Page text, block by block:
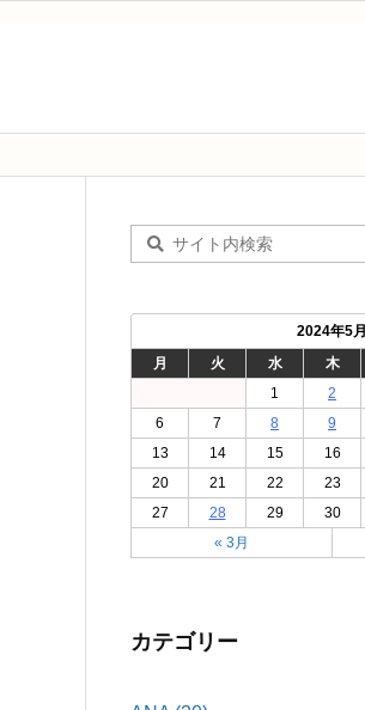
2024年5月
月
火 水 木
1
2
6
7 8 9
13
14 15 16
20
21 22 23
27
28 29 30
« 3月
カテゴリー